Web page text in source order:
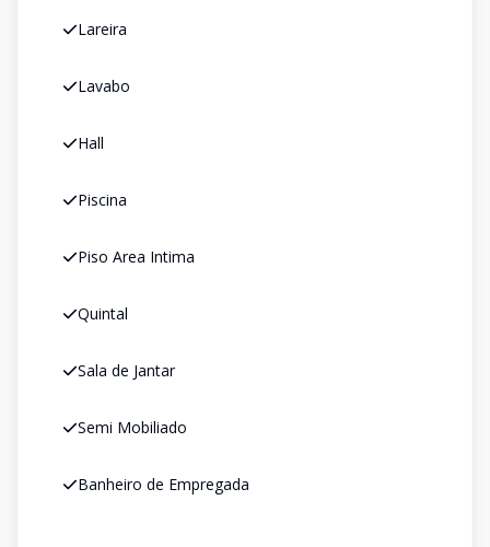
Lareira
Lavabo
Hall
Piscina
Piso Area Intima
Quintal
Sala de Jantar
Semi Mobiliado
Banheiro de Empregada